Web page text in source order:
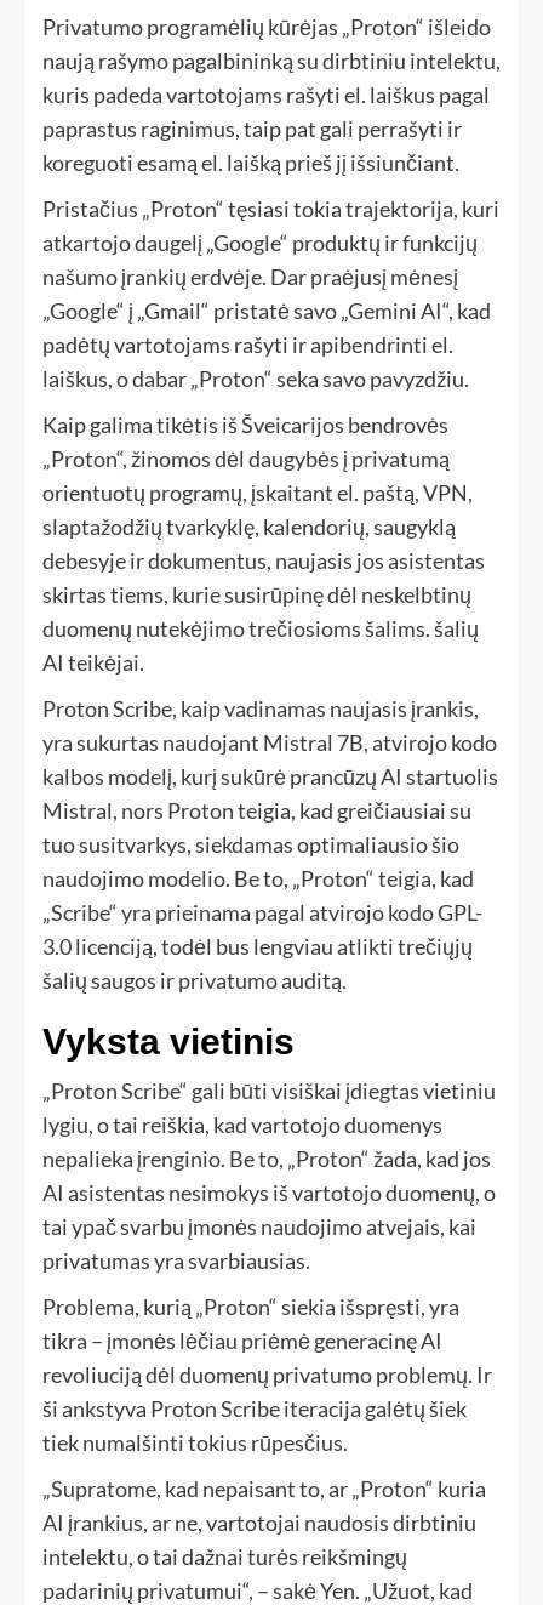
Privatumo programėlių kūrėjas „Proton“ išleido
naują rašymo pagalbininką su dirbtiniu intelektu,
kuris padeda vartotojams rašyti el. laiškus pagal
paprastus raginimus, taip pat gali perrašyti ir
koreguoti esamą el. laišką prieš jį išsiunčiant.
Pristačius „Proton“ tęsiasi tokia trajektorija, kuri
atkartojo daugelį „Google“ produktų ir funkcijų
našumo įrankių erdvėje. Dar praėjusį mėnesį
„Google“ į „Gmail“ pristatė savo „Gemini AI“, kad
padėtų vartotojams rašyti ir apibendrinti el.
laiškus, o dabar „Proton“ seka savo pavyzdžiu.
Kaip galima tikėtis iš Šveicarijos bendrovės
„Proton“, žinomos dėl daugybės į privatumą
orientuotų programų, įskaitant el. paštą, VPN,
slaptažodžių tvarkyklę, kalendorių, saugyklą
debesyje ir dokumentus, naujasis jos asistentas
skirtas tiems, kurie susirūpinę dėl neskelbtinų
duomenų nutekėjimo trečiosioms šalims. šalių
AI teikėjai.
Proton Scribe, kaip vadinamas naujasis įrankis,
yra sukurtas naudojant Mistral 7B, atvirojo kodo
kalbos modelį, kurį sukūrė prancūzų AI startuolis
Mistral, nors Proton teigia, kad greičiausiai su
tuo susitvarkys, siekdamas optimaliausio šio
naudojimo modelio. Be to, „Proton“ teigia, kad
„Scribe“ yra prieinama pagal atvirojo kodo GPL-
3.0 licenciją, todėl bus lengviau atlikti trečiųjų
šalių saugos ir privatumo auditą.
Vyksta vietinis
„Proton Scribe“ gali būti visiškai įdiegtas vietiniu
lygiu, o tai reiškia, kad vartotojo duomenys
nepalieka įrenginio. Be to, „Proton“ žada, kad jos
AI asistentas nesimokys iš vartotojo duomenų, o
tai ypač svarbu įmonės naudojimo atvejais, kai
privatumas yra svarbiausias.
Problema, kurią „Proton“ siekia išspręsti, yra
tikra – įmonės lėčiau priėmė generacinę AI
revoliuciją dėl duomenų privatumo problemų. Ir
ši ankstyva Proton Scribe iteracija galėtų šiek
tiek numalšinti tokius rūpesčius.
„Supratome, kad nepaisant to, ar „Proton“ kuria
AI įrankius, ar ne, vartotojai naudosis dirbtiniu
intelektu, o tai dažnai turės reikšmingų
padarinių privatumui“, – sakė Yen. „Užuot, kad